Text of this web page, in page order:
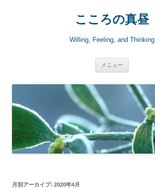
こころの真昼
Willing, Feeling, and Thinking
メニュー
ツ
へ
ス
プ
月別アーカイブ: 2020年4月